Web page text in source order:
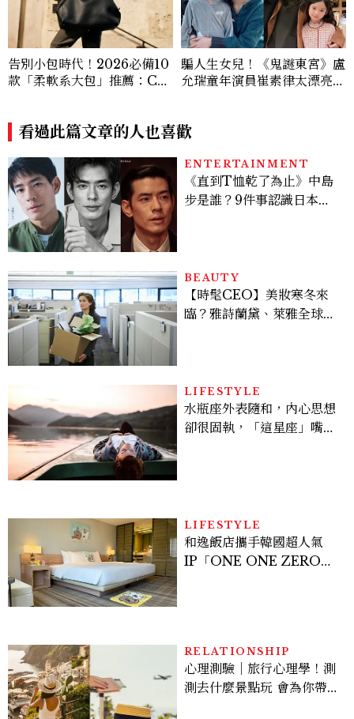
告別小包時代！2026必備10
款「柔軟系大包」推薦：Ch
騙人生女兒！《鬼謎東宮》盧
允瑞童年演員崔素律太漂亮！
看過此篇文章的人也喜歡
ENTERTAINMENT
《直到T恤乾了為止》中島
步是誰？9件事認識日本
BEAUTY
【時髦CEO】美妝寒冬來
臨？雅詩蘭黛、萊雅全球裁
LIFESTYLE
水瓶座外表隨和，內心思想
卻很固執，「這星座」嘴上
LIFESTYLE
和逸飯店攜手韓國超人氣
IP「ONE ONE ZERO
RELATIONSHIP
心理測驗｜旅行心理學！測
測去什麼景點玩 會為你帶來